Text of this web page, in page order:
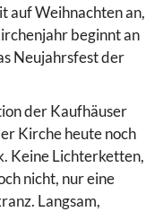
auf Weihnachten an,
beginnt an
Neujahrsfest der
der Kaufhäuser
Kirche heute noch
Keine Lichterketten,
nicht, nur eine
Langsam,